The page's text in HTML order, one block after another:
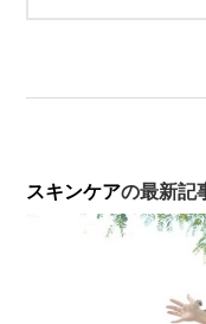
スキンケアの最新記